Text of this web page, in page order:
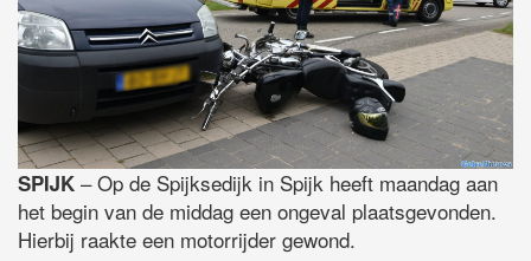
SPIJK – Op de Spijksedijk in Spijk heeft maandag aan
het begin van de middag een ongeval plaatsgevonden.
Hierbij raakte een motorrijder gewond.